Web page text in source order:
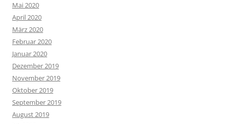
Mai 2020
April 2020
März 2020
Februar 2020
Januar 2020
Dezember 2019
November 2019
Oktober 2019
September 2019
August 2019